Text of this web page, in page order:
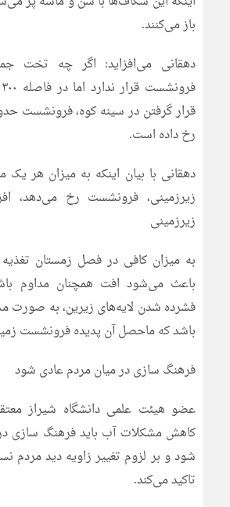
باز می‌کنند.
دهقانی می‌افزاید: اگر چه تخت
رخ داده است.
دهقانی با بیان اینکه به میزان هر
زیرزمینی، فرونشست رخ می‌دهد،
زیرزمینی
به میزان کافی در فصل زمستان
باعث می‌شود افت همچنان مداوم
فشرده شدن لایه‌های زیرین، به صورت
باشد که ماحصل آن پدیده فرونشست
فرهنگ سازی در میان مردم عادی شود
عضو هیئت علمی دانشگاه شیراز
کاهش مشکلات آب باید فرهنگ سازی
شود و بر لزوم تغییر زاویه دید
تاکید می‌کند.